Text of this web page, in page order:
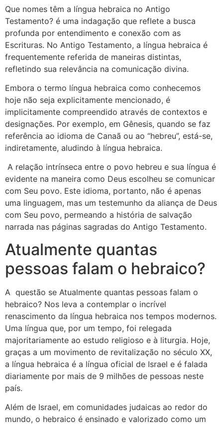
Que nomes têm a língua hebraica no Antigo
Testamento? é uma indagação que reflete a busca
profunda por entendimento e conexão com as
Escrituras. No Antigo Testamento, a língua hebraica é
frequentemente referida de maneiras distintas,
refletindo sua relevância na comunicação divina.
Embora o termo língua hebraica como conhecemos
hoje não seja explicitamente mencionado, é
implicitamente compreendido através de contextos e
designações. Por exemplo, em Gênesis, quando se faz
referência ao idioma de Canaã ou ao “hebreu”, está-se,
indiretamente, aludindo à língua hebraica.
A relação intrínseca entre o povo hebreu e sua língua é
evidente na maneira como Deus escolheu se comunicar
com Seu povo. Este idioma, portanto, não é apenas
uma linguagem, mas um testemunho da aliança de Deus
com Seu povo, permeando a história de salvação
narrada nas páginas sagradas do Antigo Testamento.
Atualmente quantas
pessoas falam o hebraico?
A questão se Atualmente quantas pessoas falam o
hebraico? Nos leva a contemplar o incrível
renascimento da língua hebraica nos tempos modernos.
Uma língua que, por um tempo, foi relegada
majoritariamente ao estudo religioso e à liturgia. Hoje,
graças a um movimento de revitalização no século XX,
a língua hebraica é a língua oficial de Israel e é falada
diariamente por mais de 9 milhões de pessoas neste
país.
Além de Israel, em comunidades judaicas ao redor do
mundo, o hebraico é ensinado e valorizado como um